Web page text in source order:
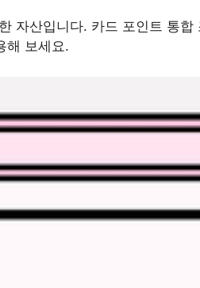
자산입니다. 카드 포인트 통
해 보세요.